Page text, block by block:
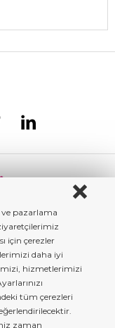
pazarlama
için çerezler
daha iyi
hizmetlerimizi
tüm çerezleri
zaman